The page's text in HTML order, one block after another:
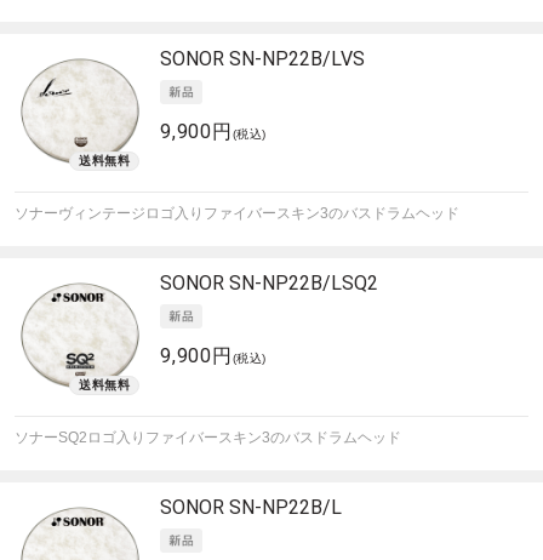
SONOR SN-NP22B/LVS
9,900円 (税込)
ソナーヴィンテージロゴ入りファイバースキン3のバスドラムヘッド
SONOR SN-NP22B/LSQ2
9,900円 (税込)
ソナーSQ2ロゴ入りファイバースキン3のバスドラムヘッド
SONOR SN-NP22B/L